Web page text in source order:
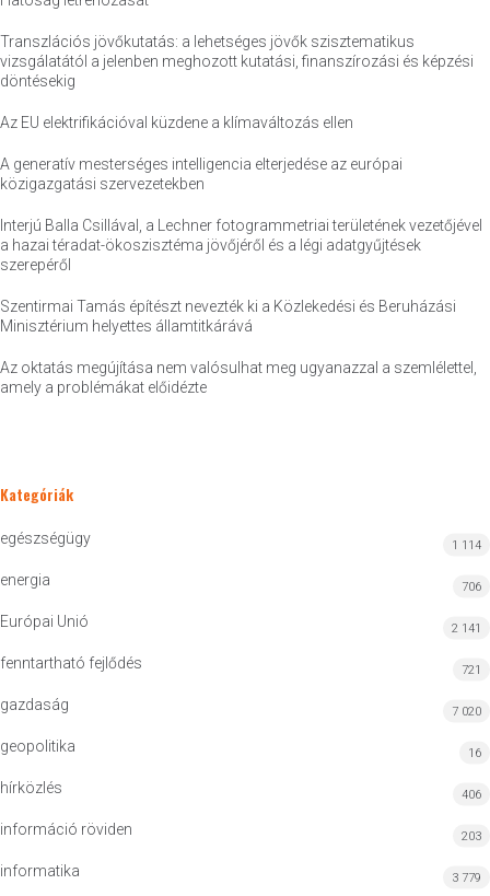
Transzlációs jövőkutatás: a lehetséges jövők szisztematikus
vizsgálatától a jelenben meghozott kutatási, finanszírozási és képzési
döntésekig
Az EU elektrifikációval küzdene a klímaváltozás ellen
A generatív mesterséges intelligencia elterjedése az európai
közigazgatási szervezetekben
Interjú Balla Csillával, a Lechner fotogrammetriai területének vezetőjével
a hazai téradat-ökoszisztéma jövőjéről és a légi adatgyűjtések
szerepéről
Szentirmai Tamás építészt nevezték ki a Közlekedési és Beruházási
Minisztérium helyettes államtitkárává
Az oktatás megújítása nem valósulhat meg ugyanazzal a szemlélettel,
amely a problémákat előidézte
Kategóriák
egészségügy 1 114
energia 706
Európai Unió 2 141
fenntartható fejlődés 721
gazdaság 7 020
geopolitika 16
hírközlés 406
információ röviden 203
informatika 3 779